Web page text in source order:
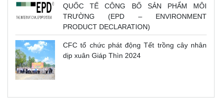
QUỐC TẾ CÔNG BỐ SẢN PHẨM MÔI
TRƯỜNG (EPD – ENVIRONMENT
PRODUCT DECLARATION)
CFC tổ chức phát động Tết trồng cây nhân
dịp xuân Giáp Thìn 2024